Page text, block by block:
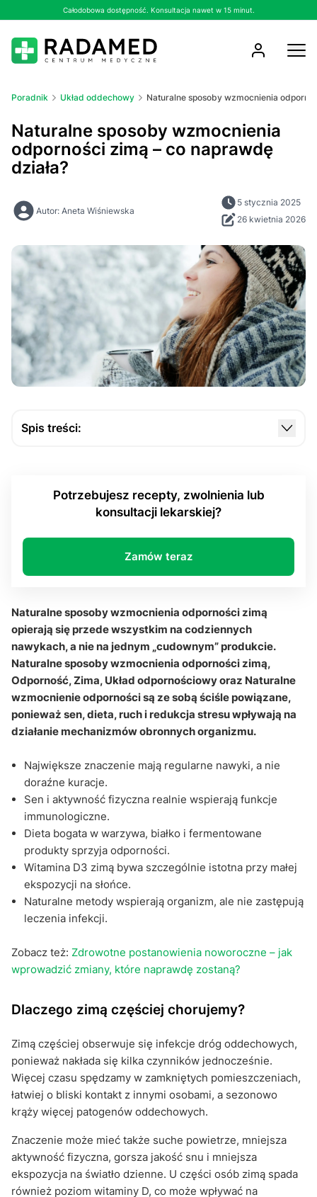
Całodobowa dostępność. Konsultacja nawet w 15 minut.
Poradnik Układ oddechowy Naturalne sposoby wzmocnienia
Naturalne sposoby wzmocnienia
odporności zimą – co naprawdę
działa?
Autor: Aneta Wiśniewska
5 stycznia 2025
26 kwietnia 2026
Spis treści:
Czy witamina D3, sen i ruch naprawdę pomagają?
Potrzebujesz recepty, zwolnienia lub
konsultacji lekarskiej?
Zamów teraz
Naturalne sposoby wzmocnienia odporności zimą
opierają się przede wszystkim na codziennych
nawykach, a nie na jednym „cudownym” produkcie.
Naturalne sposoby wzmocnienia odporności zimą,
Odporność, Zima, Układ odpornościowy oraz Naturalne
wzmocnienie odporności są ze sobą ściśle powiązane,
ponieważ sen, dieta, ruch i redukcja stresu wpływają na
działanie mechanizmów obronnych organizmu.
Największe znaczenie mają regularne nawyki, a nie
doraźne kuracje.
Sen i aktywność fizyczna realnie wspierają funkcje
immunologiczne.
Dieta bogata w warzywa, białko i fermentowane
produkty sprzyja odporności.
Witamina D3 zimą bywa szczególnie istotna przy małej
ekspozycji na słońce.
Naturalne metody wspierają organizm, ale nie zastępują
leczenia infekcji.
Zobacz też: Zdrowotne postanowienia noworoczne – jak
wprowadzić zmiany, które naprawdę zostaną?
Dlaczego zimą częściej chorujemy?
Zimą częściej obserwuje się infekcje dróg oddechowych,
ponieważ nakłada się kilka czynników jednocześnie.
Więcej czasu spędzamy w zamkniętych pomieszczeniach,
łatwiej o bliski kontakt z innymi osobami, a sezonowo
krąży więcej patogenów oddechowych.
Znaczenie może mieć także suche powietrze, mniejsza
aktywność fizyczna, gorsza jakość snu i mniejsza
ekspozycja na światło dzienne. U części osób zimą spada
również poziom witaminy D, co może wpływać na